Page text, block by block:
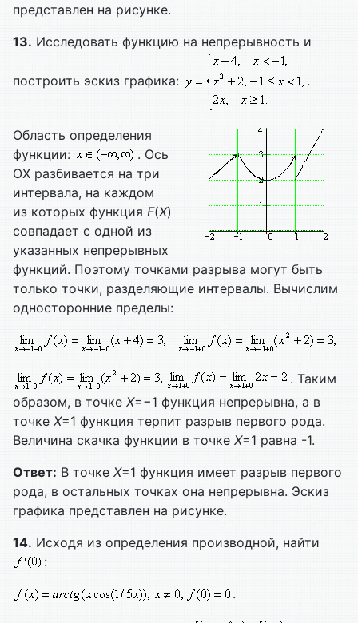
представлен на рисунке.
13. Исследовать функцию на непрерывность и
построить эскиз графика: .
Область определения
функции:
. Ось
ОХ разбивается на три
интервала, на каждом
из которых функция F(X)
совпадает с одной из
указанных непрерывных
функций. Поэтому точками разрыва могут быть
только точки, разделяющие интервалы. Вычислим
односторонние пределы:
. Таким
образом, в точке X=−1 функция непрерывна, а в
точке X=1 функция терпит разрыв первого рода.
Величина скачка функции в точке X=1 равна -1.
Ответ: В точке X=1 функция имеет разрыв первого
рода, в остальных точках она непрерывна. Эскиз
графика представлен на рисунке.
14. Исходя из определения производной, найти
:
.